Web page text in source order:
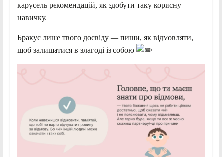
карусель рекомендацій, як здобути таку корисну
навичку.
Бракує лише твого досвіду — пиши, як відмовляти,
щоб залишатися в злагоді із собою